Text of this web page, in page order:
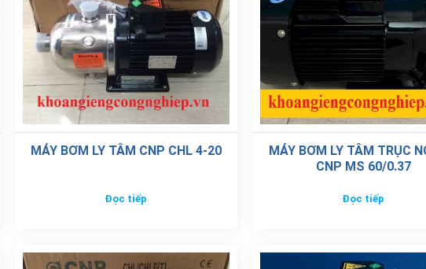
MÁY BƠM LY TÂM CNP CHL 4-20
Đọc tiếp
MÁY BƠM LY TÂM TRỤC
CNP MS 60/0.37
Đọc tiếp